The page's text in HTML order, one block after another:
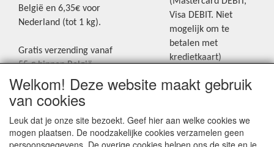
België en 6,35€ voor
Nederland (tot 1 kg).
Gratis verzending vanaf
55 € binnen België.
Gratis verzending vanaf
65 € naar Nederland.
Levering andere
landen: geen gratis
verzending, portkosten
Visa DEBIT. Niet
mogelijk om te
betalen met
kredietkaart)
Blijf op de hoogte van de laatste
onze Facebookpagina.
Welkom! Deze website maakt gebruik
van cookies
Leuk dat je onze site bezoekt. Geef hier aan welke cookies we
mogen plaatsen. De noodzakelijke cookies verzamelen geen
persoonsgegevens. De overige cookies helpen ons de site en je